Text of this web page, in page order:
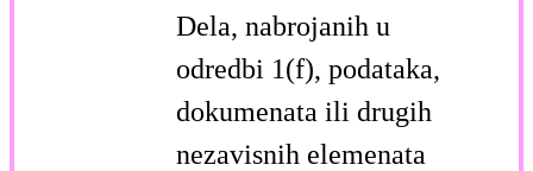
Dela, nabrojanih u
odredbi 1(f), podataka,
dokumenata ili drugih
nezavisnih elemenata